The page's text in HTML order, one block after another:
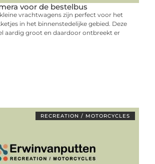
voor de bestelbus
vrachtwagens zijn perfect voor het
in het binnenstedelijke gebied. Deze
aardig groot en daardoor ontbreekt er
RECREATION / MOTORCYCLES